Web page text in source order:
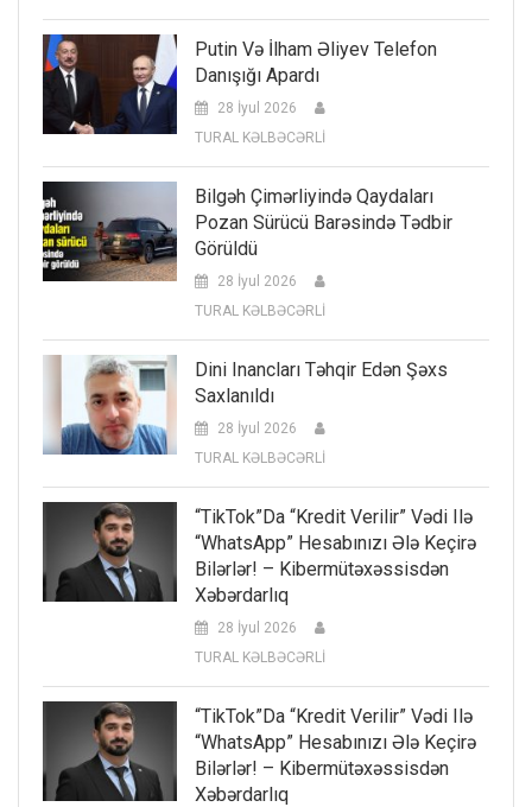
Putin Və İlham Əliyev Telefon
Danışığı Apardı
28 İyul 2026
TURAL KƏLBƏCƏRLİ
Bilgəh Çimərliyində Qaydaları
Pozan Sürücü Barəsində Tədbir
Görüldü
28 İyul 2026
TURAL KƏLBƏCƏRLİ
Dini Inancları Təhqir Edən Şəxs
Saxlanıldı
28 İyul 2026
TURAL KƏLBƏCƏRLİ
“TikTok”da “kredit Verilir” Vədi Ilə
“WhatsApp” Hesabınızı Ələ Keçirə
Bilərlər! – Kibermütəxəssisdən
Xəbərdarlıq
28 İyul 2026
TURAL KƏLBƏCƏRLİ
“TikTok”da “kredit Verilir” Vədi Ilə
“WhatsApp” Hesabınızı Ələ Keçirə
Bilərlər! – Kibermütəxəssisdən
Xəbərdarlıq